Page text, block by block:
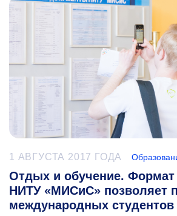
1 АВГУСТА 2017 ГОДА
Отдых и обучение. Формат
НИТУ «МИСиС» позволяет
международных студентов